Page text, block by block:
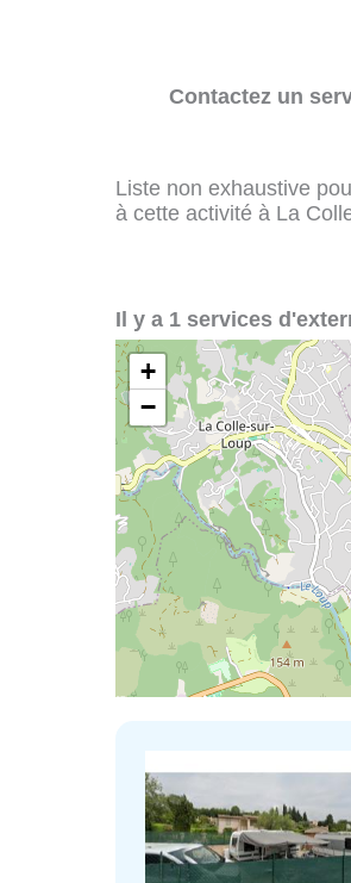
Contactez un
Liste non exhaustive
à cette activité à La
Il y a 1 services
+
−